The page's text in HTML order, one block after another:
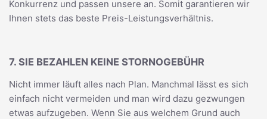
Konkurrenz und passen unsere an. Somit garantieren wir
Ihnen stets das beste Preis-Leistungsverhältnis.
7. SIE BEZAHLEN KEINE STORNOGEBÜHR
Nicht immer läuft alles nach Plan. Manchmal lässt es sich
einfach nicht vermeiden und man wird dazu gezwungen
etwas aufzugeben. Wenn Sie aus welchem Grund auch